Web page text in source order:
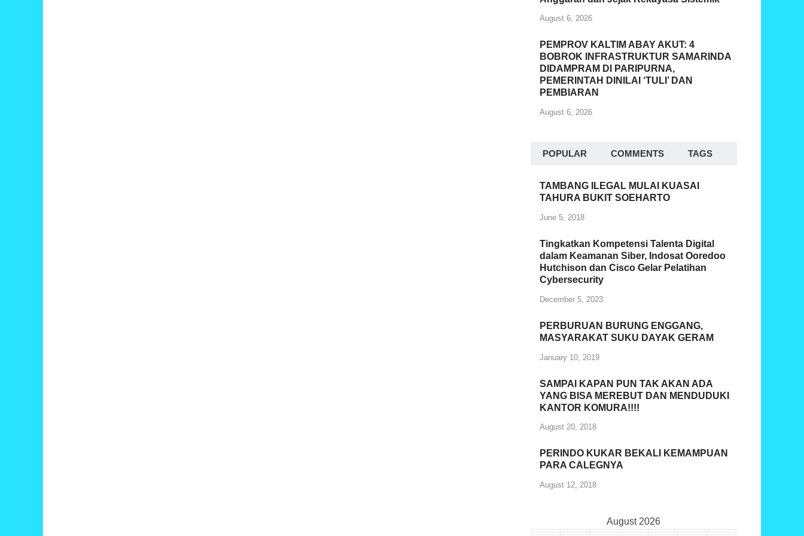
August 6, 2026
PEMPROV KALTIM ABAY AKUT: 4
BOBROK INFRASTRUKTUR SAMARINDA
DIDAMPRAM DI PARIPURNA,
PEMERINTAH DINILAI ‘TULI’ DAN
PEMBIARAN
August 6, 2026
POPULAR COMMENTS TAGS
TAMBANG ILEGAL MULAI KUASAI
TAHURA BUKIT SOEHARTO
June 5, 2018
Tingkatkan Kompetensi Talenta Digital
dalam Keamanan Siber, Indosat Ooredoo
Hutchison dan Cisco Gelar Pelatihan
Cybersecurity
December 5, 2023
PERBURUAN BURUNG ENGGANG,
MASYARAKAT SUKU DAYAK GERAM
January 10, 2019
SAMPAI KAPAN PUN TAK AKAN ADA
YANG BISA MEREBUT DAN MENDUDUKI
KANTOR KOMURA!!!!
August 20, 2018
PERINDO KUKAR BEKALI KEMAMPUAN
PARA CALEGNYA
August 12, 2018
August 2026